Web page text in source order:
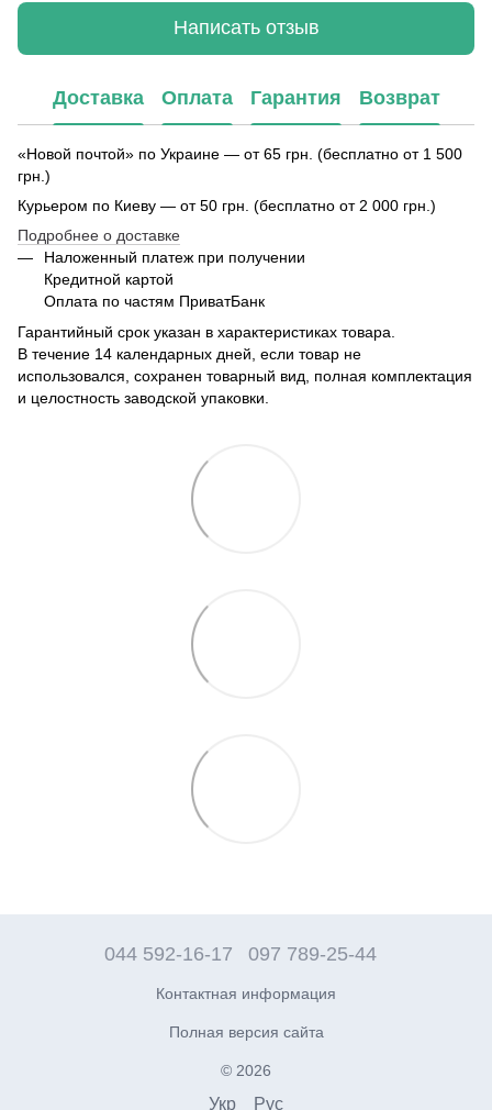
Написать отзыв
Доставка Оплата Гарантия Возврат
«Новой почтой» по Украине — от 65 грн. (бесплатно от 1 500
грн.)
Курьером по Киеву — от 50 грн. (бесплатно от 2 000 грн.)
Подробнее о доставке
Наложенный платеж при получении
Кредитной картой
Оплата по частям ПриватБанк
Гарантийный срок указан в характеристиках товара.
В течение 14 календарных дней, если товар не
использовался, сохранен товарный вид, полная комплектация
и целостность заводской упаковки.
044 592-16-17 097 789-25-44
Контактная информация
Полная версия сайта
© 2026
Укр Рус